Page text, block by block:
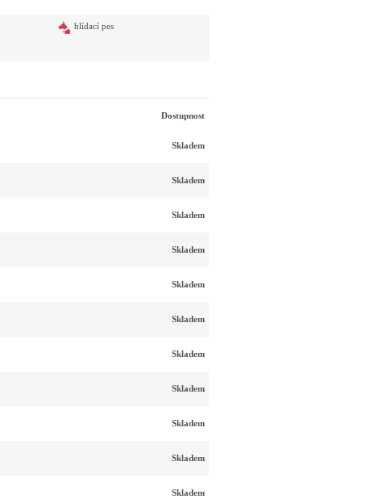
hlídací pes
Dostupnost
Skladem
Skladem
Skladem
Skladem
Skladem
Skladem
Skladem
Skladem
Skladem
Skladem
Skladem